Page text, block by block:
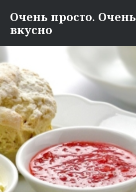
содержимому
Очень просто. Очень
вкусно